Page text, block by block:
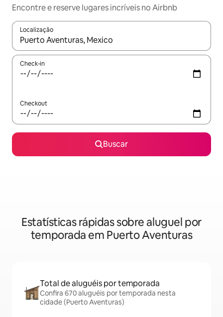
Encontre e reserve lugares incríveis no Airbnb
Localização
Quando os resultados estiverem disponíveis, explore-os
Check-in
Checkout
Buscar
Estatísticas rápidas sobre aluguel por
temporada em Puerto Aventuras
Total de aluguéis por temporada
Confira 670 aluguéis por temporada nesta
cidade (Puerto Aventuras)